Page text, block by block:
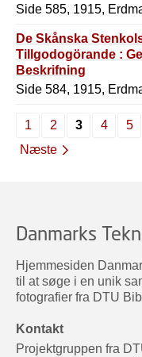
Side 585, 1915,
De Skånska
Tillgodogörande :
Beskrifning
Side 584, 1915,
1 2 3 4 5
Næste
Danmarks
Hjemmesiden
til at søge i en unik
fotografier fra DTU
Kontakt
Projektgruppen fra